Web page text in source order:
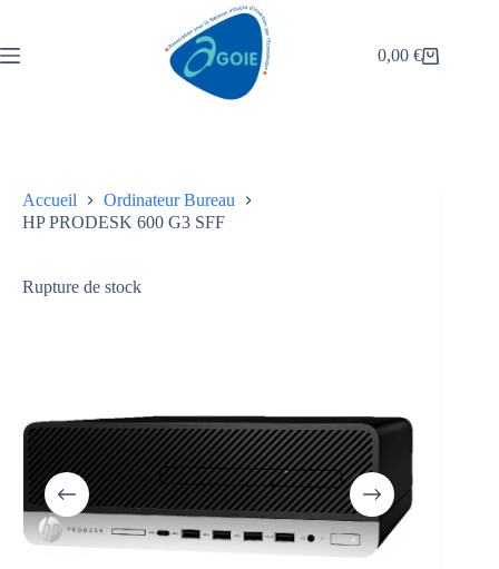
0,00€
Accueil
Ordinateur Bureau
HP PRODESK 600 G3 SFF
Rupture de stock